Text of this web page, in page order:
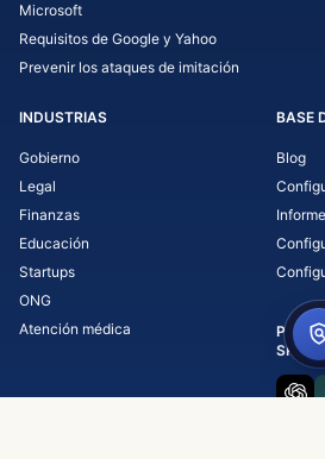
Microsoft
Requisitos de Google y Yahoo
Prevenir los ataques de imitación
INDUSTRIAS
Gobierno
Legal
Finanzas
Educación
Startups
ONG
Atención médica
BASE
Blog